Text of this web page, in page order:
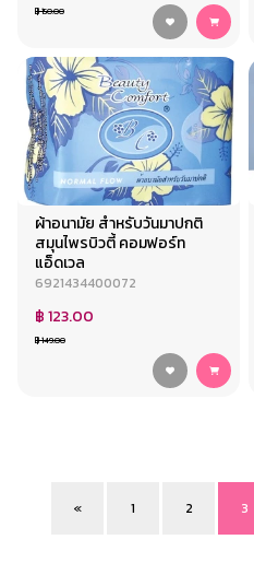
฿ 150.00
ผ้าอนามัย สำหรับวันมาปกติ
สมุนไพรบิวตี้ คอมฟอร์ท
แอ็ดเวล
6921434400072
฿ 123.00
฿ 149.00
« 1 2 3